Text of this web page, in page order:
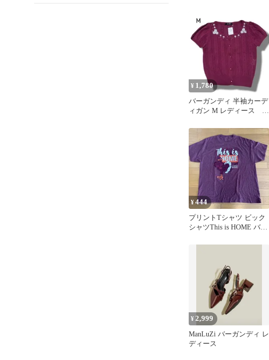
¥ 1,780
バーガンディ 半袖カーデ
ィガン M レディース ト
¥444
プリントTシャツ ビック
シャツThis is HOME バー
¥ 2,999
ManLuZi バーガンディ レ
ディース